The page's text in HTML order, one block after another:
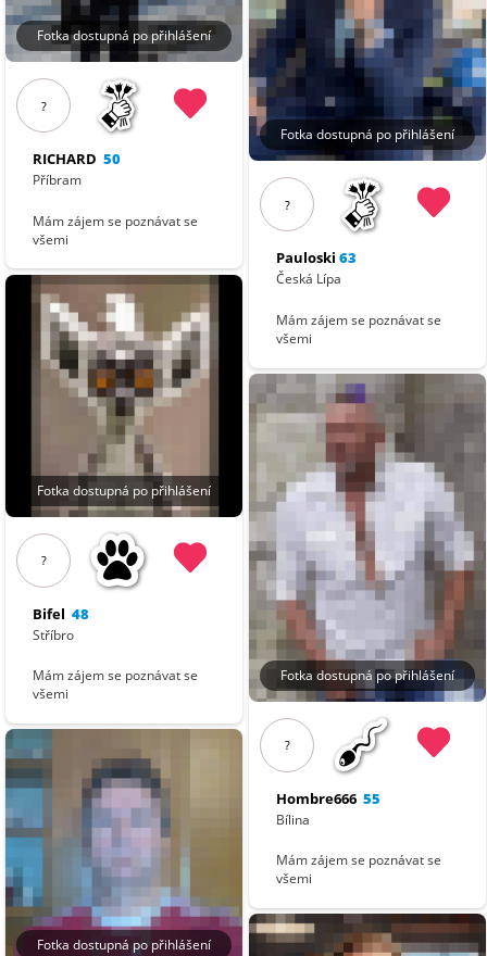
Fotka dostupná po přihlášení
?
RICHARD 50
Příbram
Mám zájem se poznávat se
všemi
Fotka dostupná po přihlášení
?
Bifel 48
Stříbro
Mám zájem se poznávat se
všemi
Fotka dostupná po přihlášení
Fotka dostupná po přihlášení
?
Pauloski 63
Česká Lípa
Mám zájem se poznávat se
všemi
Fotka dostupná po přihlášení
?
Hombre666 55
Bílina
Mám zájem se poznávat se
všemi